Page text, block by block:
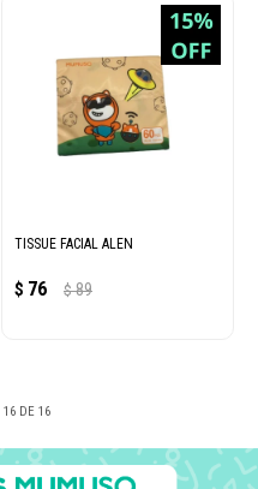
TISSUE FACIAL ALEN
$ 76 $ 89
16 DE 16